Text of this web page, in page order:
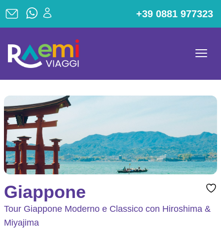
+39 0881 977323
Giappone
Tour Giappone Moderno e Classico con Hiroshima &
Miyajima